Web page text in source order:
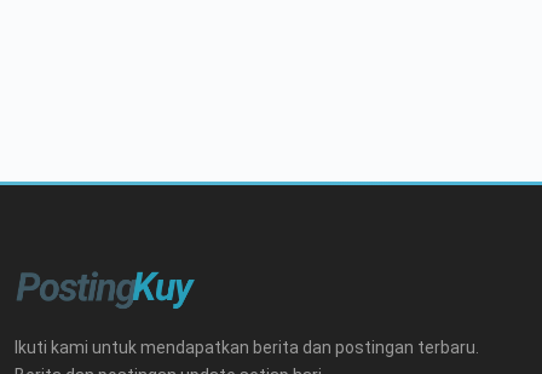
Ikuti kami untuk mendapatkan berita dan postingan terbaru.